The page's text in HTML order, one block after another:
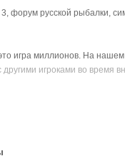
русской рыбалки,
игра миллионов. На
другими игроками во время